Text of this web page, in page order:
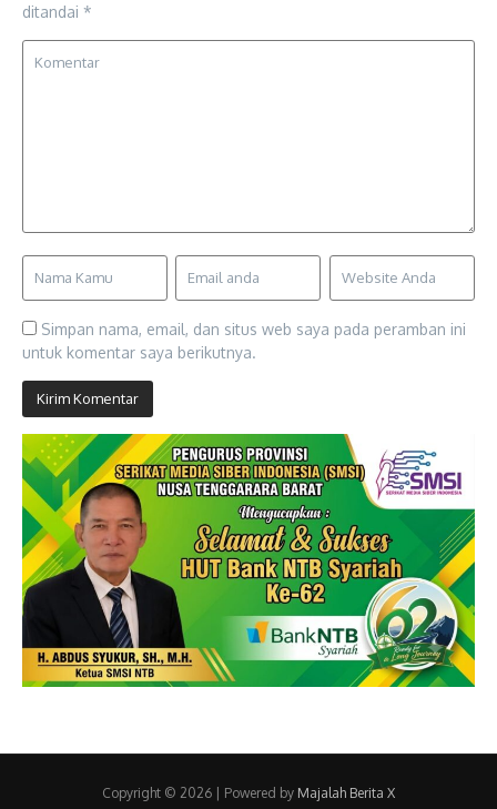
ditandai *
Simpan nama, email, dan situs web saya pada peramban ini
untuk komentar saya berikutnya.
Copyright © 2026 | Powered by Majalah Berita X